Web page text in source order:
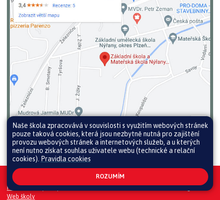
Všechna práva vyhrazena. Copyright © 2026 |
Prohlášení o přístupnosti|Pravidla COOKIES|GDPR|Whistleblowing
Web školy
Naše škola zpracovává v souvislosti s využitím webových stránek
pouze taková cookies, která jsou nezbytně nutná pro zajištění
provozu webových stránek a internetových služeb, a u kterých
není nutno získat souhlas uživatele webu (technické a relační
cookies). Pravidla cookies
ROZUMÍM